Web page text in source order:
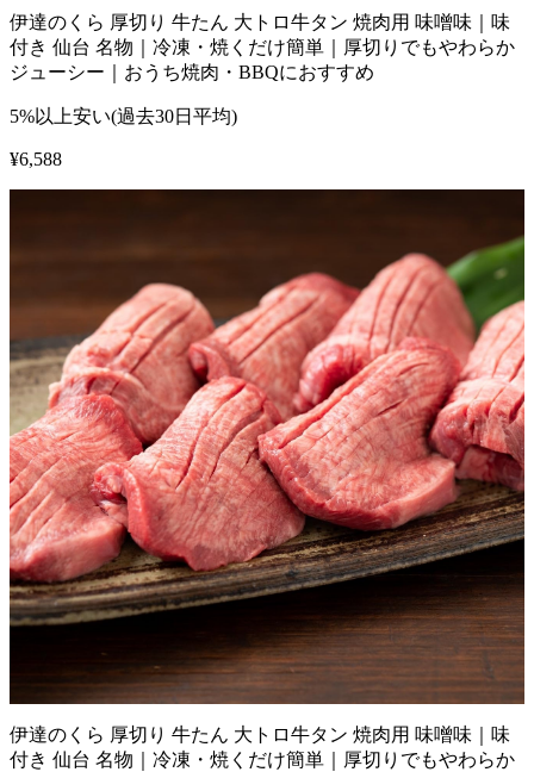
伊達のくら 厚切り 牛たん 大トロ牛タン 焼肉用 味噌味｜味
付き 仙台 名物｜冷凍・焼くだけ簡単｜厚切りでもやわらか
ジューシー｜おうち焼肉・BBQにおすすめ
5%以上安い(過去30日平均)
¥6,588
伊達のくら 厚切り 牛たん 大トロ牛タン 焼肉用 味噌味｜味
付き 仙台 名物｜冷凍・焼くだけ簡単｜厚切りでもやわらか